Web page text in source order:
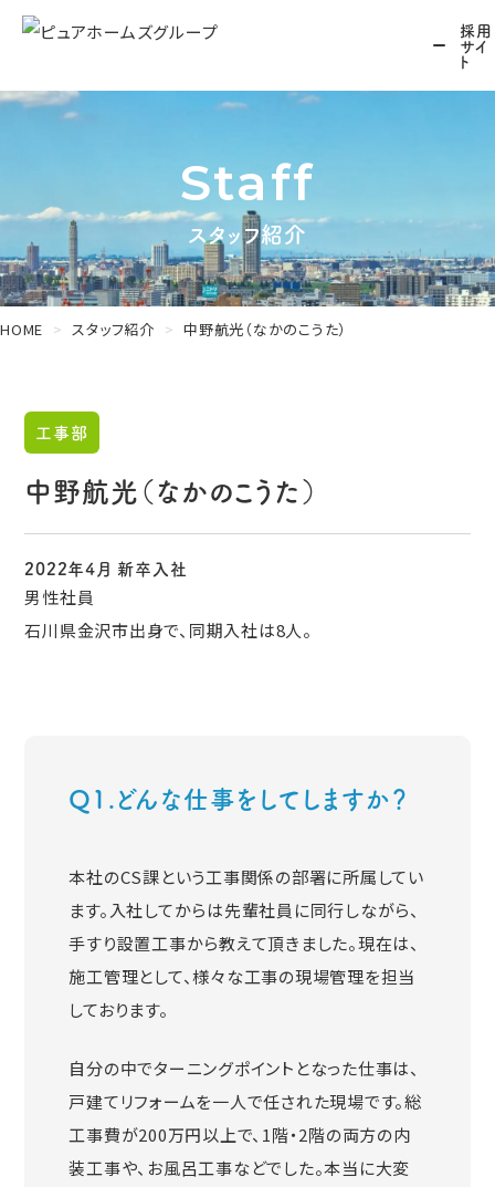
採用
サイ
ト
Staff
スタッフ紹介
HOME スタッフ紹介 中野航光（なかのこうた）
工事部
中野航光（なかのこうた）
2022年4月 新卒入社
男性社員
石川県金沢市出身で、同期入社は8人。
Q1.どんな仕事をしてしますか？
本社のCS課という工事関係の部署に所属してい
ます。入社してからは先輩社員に同行しながら、
手すり設置工事から教えて頂きました。現在は、
施工管理として、様々な工事の現場管理を担当
しております。
自分の中でターニングポイントとなった仕事は、
戸建てリフォームを一人で任された現場です。総
工事費が200万円以上で、1階・2階の両方の内
装工事や、お風呂工事などでした。本当に大変